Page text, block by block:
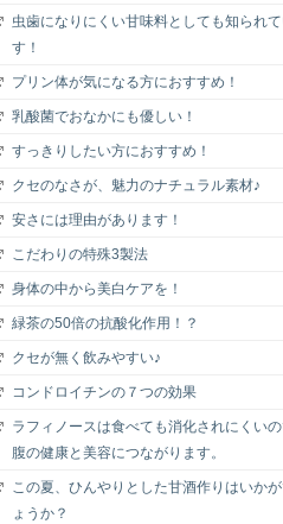
虫歯になりにくい甘味料としても知られて
す！
プリン体が気になる方におすすめ！
乳酸菌でおなかにも優しい！
すっきりしたい方におすすめ！
クセのなさが、魅力のナチュラル素材♪
安さには理由があります！
こだわりの特殊3製法
身体の中から美白ケアを！
緑茶の50倍の抗酸化作用！？
クセが無く飲みやすい♪
コンドロイチンの７つの効果
ラフィノースは食べても消化されにくい
腹の健康と美容につながります。
この夏、ひんやりとした甘酒作りはいかが
ょうか？